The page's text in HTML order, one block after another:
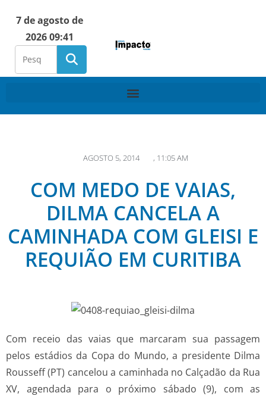
7 de agosto de
2026 09:41
AGOSTO 5, 2014 , 11:05 AM
COM MEDO DE VAIAS,
DILMA CANCELA A
CAMINHADA COM GLEISI E
REQUIÃO EM CURITIBA
Com receio das vaias que marcaram sua passagem
pelos estádios da Copa do Mundo, a presidente Dilma
Rousseff (PT) cancelou a caminhada no Calçadão da Rua
XV, agendada para o próximo sábado (9), com as